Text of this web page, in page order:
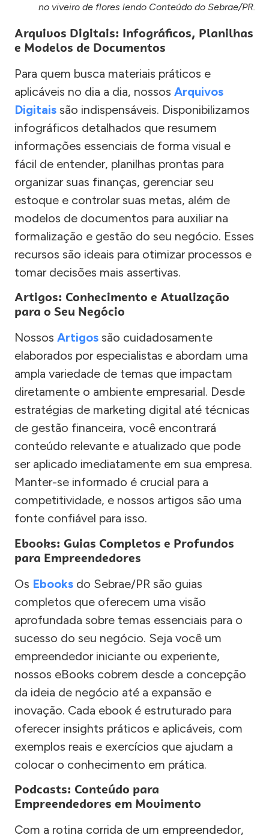
no viveiro de flores lendo Conteúdo do Sebrae/PR.
Arquivos Digitais: Infográficos, Planilhas
e Modelos de Documentos
Para quem busca materiais práticos e
aplicáveis no dia a dia, nossos Arquivos
Digitais são indispensáveis. Disponibilizamos
infográficos detalhados que resumem
informações essenciais de forma visual e
fácil de entender, planilhas prontas para
organizar suas finanças, gerenciar seu
estoque e controlar suas metas, além de
modelos de documentos para auxiliar na
formalização e gestão do seu negócio. Esses
recursos são ideais para otimizar processos e
tomar decisões mais assertivas.
Artigos: Conhecimento e Atualização
para o Seu Negócio
Nossos Artigos são cuidadosamente
elaborados por especialistas e abordam uma
ampla variedade de temas que impactam
diretamente o ambiente empresarial. Desde
estratégias de marketing digital até técnicas
de gestão financeira, você encontrará
conteúdo relevante e atualizado que pode
ser aplicado imediatamente em sua empresa.
Manter-se informado é crucial para a
competitividade, e nossos artigos são uma
fonte confiável para isso.
Ebooks: Guias Completos e Profundos
para Empreendedores
Os Ebooks do Sebrae/PR são guias
completos que oferecem uma visão
aprofundada sobre temas essenciais para o
sucesso do seu negócio. Seja você um
empreendedor iniciante ou experiente,
nossos eBooks cobrem desde a concepção
da ideia de negócio até a expansão e
inovação. Cada ebook é estruturado para
oferecer insights práticos e aplicáveis, com
exemplos reais e exercícios que ajudam a
colocar o conhecimento em prática.
Podcasts: Conteúdo para
Empreendedores em Movimento
Com a rotina corrida de um empreendedor,